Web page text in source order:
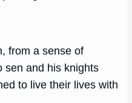
from a sense of
sen and his knights
to live their lives with